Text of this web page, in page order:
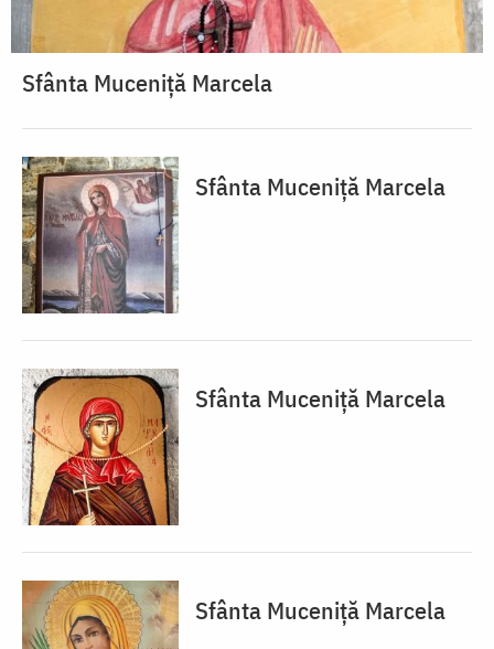
Sfânta Muceniță Marcela
Sfânta Muceniță Marcela
Sfânta Muceniță Marcela
Sfânta Muceniță Marcela